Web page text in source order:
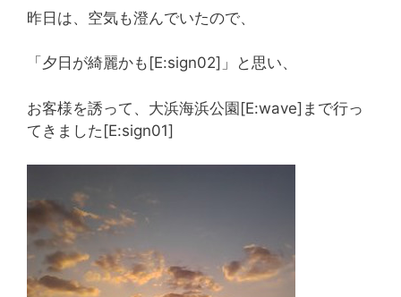
昨日は、空気も澄んでいたので、
「夕日が綺麗かも[E:sign02]」と思い、
お客様を誘って、大浜海浜公園[E:wave]まで行っ
てきました[E:sign01]